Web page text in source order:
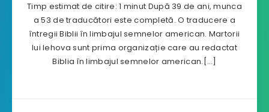
Timp estimat de citire: 1 minut După 39 de ani, munca
a 53 de traducători este completă. O traducere a
întregii Biblii în limbajul semnelor american. Martorii
lui Iehova sunt prima organizație care au redactat
Biblia în limbajul semnelor american.[…]